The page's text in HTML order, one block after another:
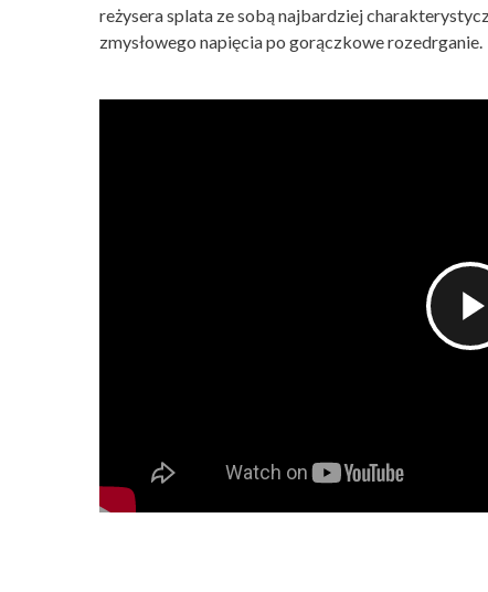
reżysera splata ze sobą najbardziej
zmysłowego napięcia po gorączkowe rozedrganie.